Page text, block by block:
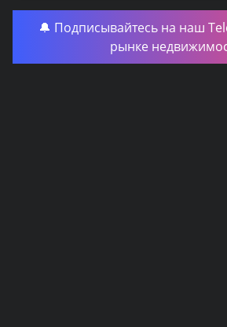
🔔 Подписывайтесь на наш
рынке